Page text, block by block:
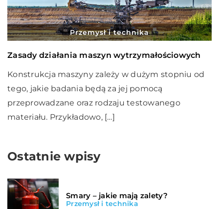
Przemysł i technika
Zasady działania maszyn wytrzymałościowych
Konstrukcja maszyny zależy w dużym stopniu od
tego, jakie badania będą za jej pomocą
przeprowadzane oraz rodzaju testowanego
materiału. Przykładowo, […]
Ostatnie wpisy
Smary – jakie mają zalety?
Przemysł i technika